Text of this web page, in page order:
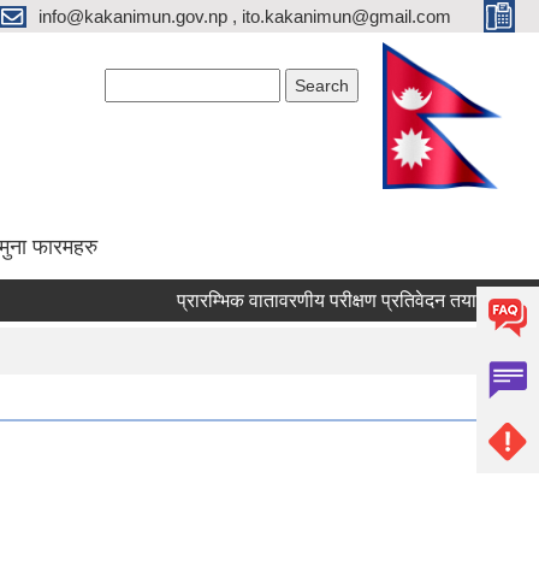
info@kakanimun.gov.np , ito.kakanimun@gmail.com
फारमहरु
प्रारम्भिक वातावरणीय परीक्षण प्रतिवेदन तयारी सम्बन्धी